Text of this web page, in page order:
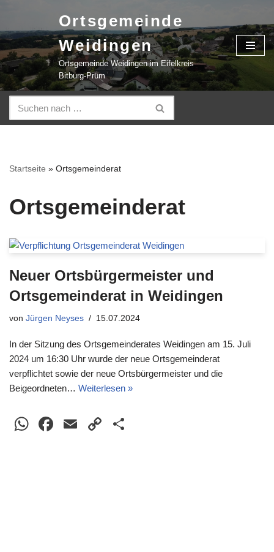
Zum
Inhalt
springen
Ortsgemeinde
Weidingen
Ortsgemeinde Weidingen im Eifelkreis
Bitburg-Prüm
Startseite » Ortsgemeinderat
Ortsgemeinderat
Neuer Ortsbürgermeister und
Ortsgemeinderat in Weidingen
von Jürgen Neyses 15.07.2024
In der Sitzung des Ortsgemeinderates Weidingen am 15. Juli
2024 um 16:30 Uhr wurde der neue Ortsgemeinderat
verpflichtet sowie der neue Ortsbürgermeister und die
Beigeordneten… Weiterlesen »
W
F
E
C